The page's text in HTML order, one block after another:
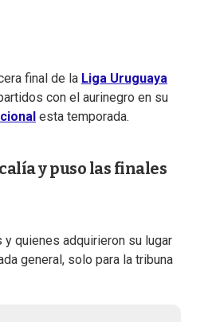
final de la Liga Uruguaya
con el aurinegro en su
esta temporada.
y puso las finales
quienes adquirieron su lugar
general, solo para la tribuna